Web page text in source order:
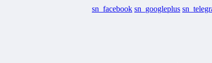
sn_facebook sn_googleplus